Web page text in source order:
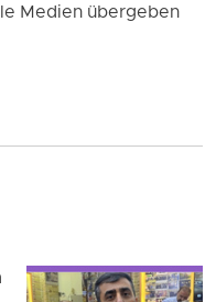
Medien übergeben